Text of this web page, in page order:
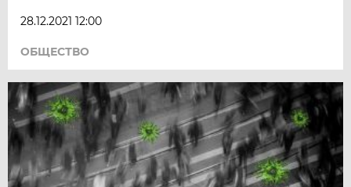
28.12.2021 12:00
ОБЩЕСТВО